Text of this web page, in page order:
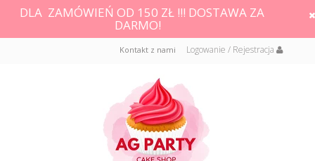
DLA ZAMÓWIEŃ OD 150 ZŁ !!! DOSTAWA ZA
DARMO!
Logowanie / Rejestracja
Kontakt z nami